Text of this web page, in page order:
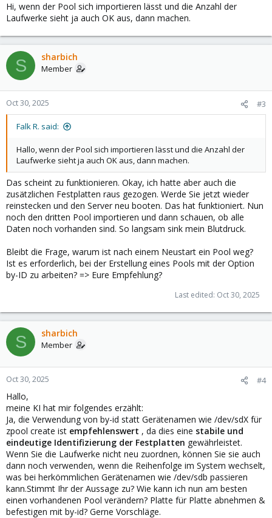
Hi, wenn der Pool sich importieren lässt und die Anzahl der
Laufwerke sieht ja auch OK aus, dann machen.
S sharbich
Member
Oct 30, 2025 #3
Falk R. said:
Hallo, wenn der Pool sich importieren lässt und die Anzahl der
Laufwerke sieht ja auch OK aus, dann machen.
Das scheint zu funktionieren. Okay, ich hatte aber auch die
zusätzlichen Festplatten raus gezogen. Werde Sie jetzt wieder
reinstecken und den Server neu booten. Das hat funktioniert. Nun
noch den dritten Pool importieren und dann schauen, ob alle
Daten noch vorhanden sind. So langsam sink mein Blutdruck.
Bleibt die Frage, warum ist nach einem Neustart ein Pool weg?
Ist es erforderlich, bei der Erstellung eines Pools mit der Option
by-ID zu arbeiten? => Eure Empfehlung?
Last edited: Oct 30, 2025
S sharbich
Member
Oct 30, 2025 #4
Hallo,
meine KI hat mir folgendes erzählt:
Ja, die Verwendung von by-id statt Gerätenamen wie /dev/sdX für
zpool create ist empfehlenswert , da dies eine stabile und
eindeutige Identifizierung der Festplatten gewährleistet.
Wenn Sie die Laufwerke nicht neu zuordnen, können Sie sie auch
dann noch verwenden, wenn die Reihenfolge im System wechselt,
was bei herkömmlichen Gerätenamen wie /dev/sdb passieren
kann.Stimmt Ihr der Aussage zu? Wie kann ich nun am besten
einen vorhandenen Pool verändern? Platte für Platte abnehmen &
befestigen mit by-id? Gerne Vorschläge.